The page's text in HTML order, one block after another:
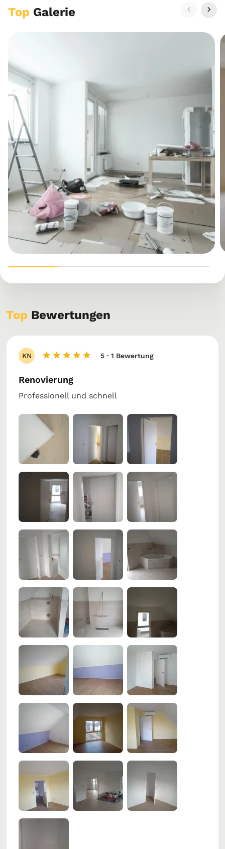
Top Galerie
Top Bewertungen
KN 5 · 1 Bewertung
Renovierung
Professionell und schnell